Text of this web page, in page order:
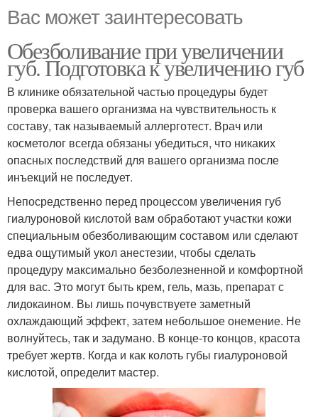
Вас может заинтересовать
Обезболивание при увеличении
губ. Подготовка к увеличению губ
В клинике обязательной частью процедуры будет
проверка вашего организма на чувствительность к
составу, так называемый аллерготест. Врач или
косметолог всегда обязаны убедиться, что никаких
опасных последствий для вашего организма после
инъекций не последует.
Непосредственно перед процессом увеличения губ
гиалуроновой кислотой вам обработают участки кожи
специальным обезболивающим составом или сделают
едва ощутимый укол анестезии, чтобы сделать
процедуру максимально безболезненной и комфортной
для вас. Это могут быть крем, гель, мазь, препарат с
лидокаином. Вы лишь почувствуете заметный
охлаждающий эффект, затем небольшое онемение. Не
волнуйтесь, так и задумано. В конце-то концов, красота
требует жертв. Когда и как колоть губы гиалуроновой
кислотой, определит мастер.